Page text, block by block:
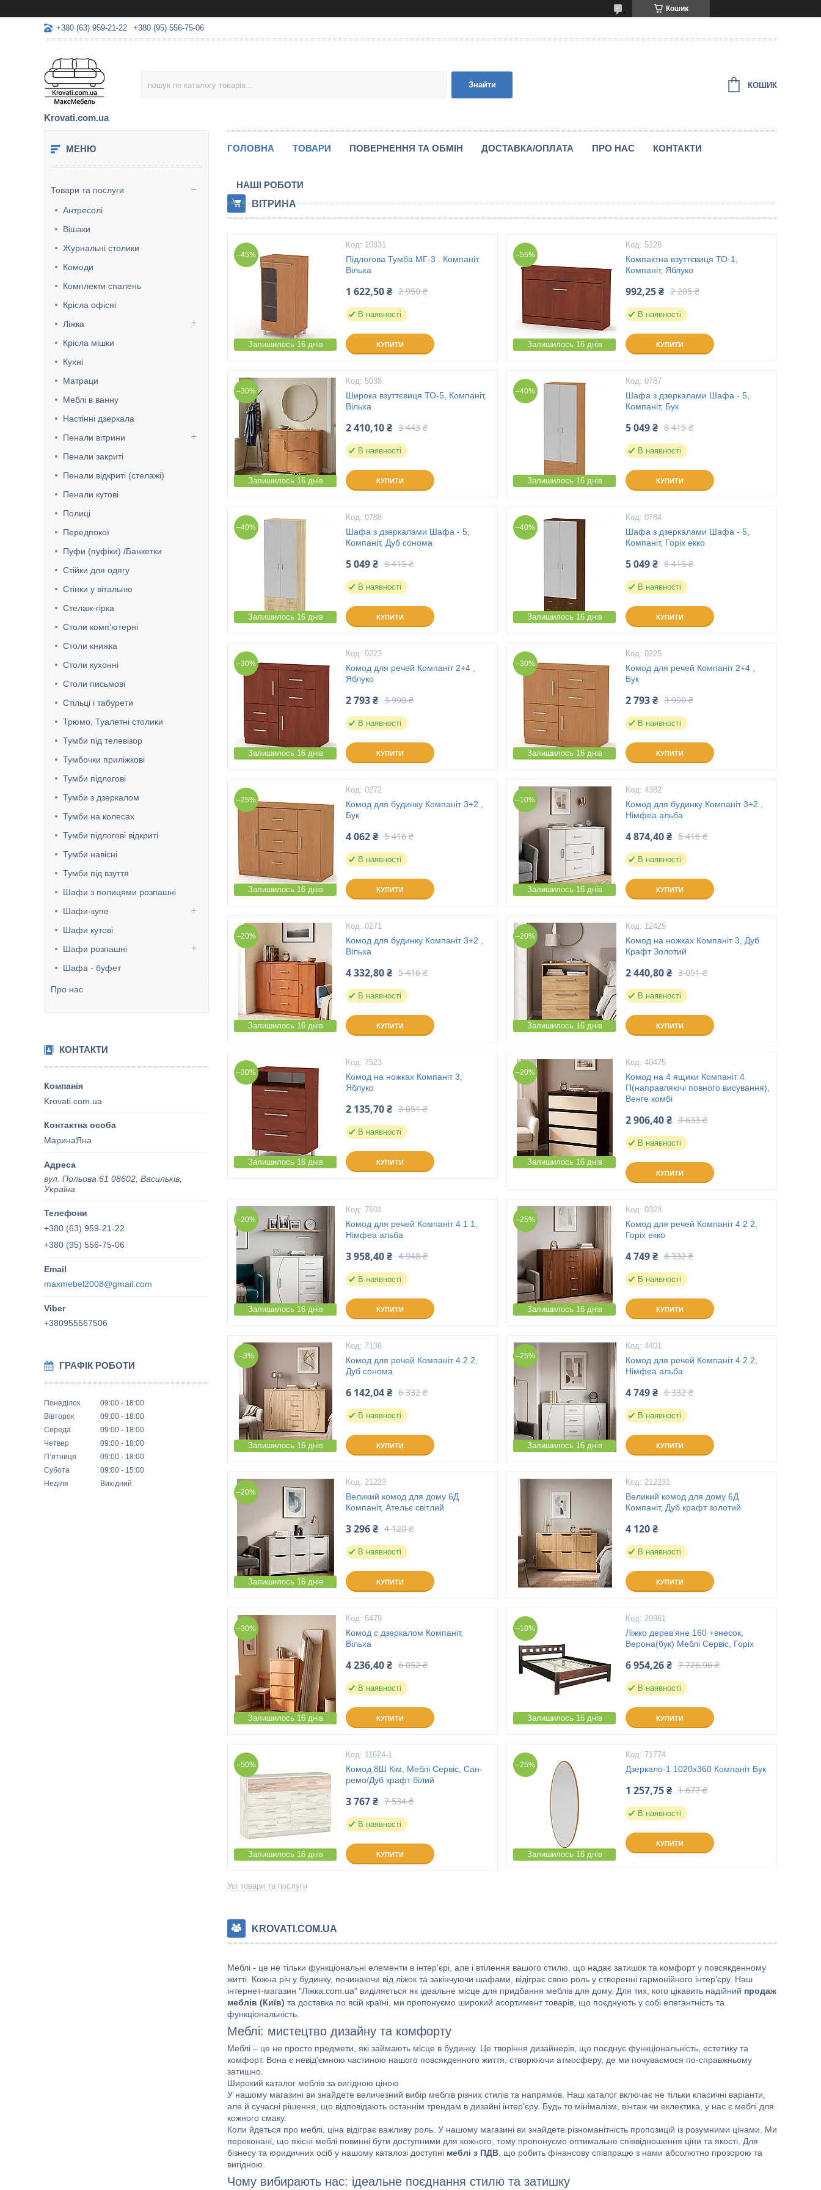
Кошик
+380 (63) 959-21-22 +380 (95) 556-75-06
Krovati.com.ua
Знайти КОШИК
Товари та послуги
Антресолі
Вішаки
Журнальні столики
Комоди
Комплекти спалень
Крісла офісні
Ліжка
Крісла мішки
Кухні
Матраци
Меблі в ванну
Настінні дзеркала
Пенали вітрини
Пенали закриті
Пенали відкриті (стелажі)
Пенали кутові
Полиці
Передпокої
Пуфи (пуфіки) /Банкетки
Стійки для одягу
Стінки у вітальню
Стелаж-гірка
Столи комп'ютерні
Столи книжка
Столи кухонні
Столи письмові
Стільці і табурети
Трюмо, Туалетні столики
Тумби під телевізор
Тумбочки приліжкові
Тумби підлогові
Тумби з дзеркалом
Тумби на колесах
Тумби підлогові відкриті
Тумби навісні
Тумби під взуття
Шафи з полицями розпашні
Шафи-купе
Шафи кутові
Шафи розпашні
Шафа - буфет
Про нас
КОНТАКТИ
Krovati.com.ua
МаринаЯна
вул. Польова 61 08602, Васильків,
Україна
+380 (63) 959-21-22
+380 (95) 556-75-06
maxmebel2008@gmail.com
+380955567506
ГРАФІК РОБОТИ
Понеділок 09:00
18:00
Вівторок
09:00
18:00
Середа
09:00
18:00
Четвер
09:00
18:00
Пʼятниця
09:00
18:00
Субота
09:00
15:00
Неділя
Вихідний
ГОЛОВНА ТОВАРИ ПОВЕРНЕННЯ ТА ОБМІН ДОСТАВКА/ОПЛАТА ПРО НАС КОНТАКТИ
НАШІ РОБОТИ
ВІТРИНА
–45%
Залишилось 16 днів
10831
Підлогова Тумба МГ-3 . Компаніт.
Вільха
1 622,50 ₴ 2 950 ₴
В наявності
КУПИТИ
–55%
Залишилось 16 днів
5128
Компактна взуттєвиця ТО-1,
Компаніт, Яблуко
992,25 ₴ 2 205 ₴
В наявності
КУПИТИ
–30%
Залишилось 16 днів
5038
Широка взуттєвиця ТО-5, Компаніт,
Вільха
2 410,10 ₴ 3 443 ₴
В наявності
КУПИТИ
–40%
Залишилось 16 днів
0787
Шафа з дзеркалами Шафа - 5,
Компаніт, Бук
5 049 ₴ 8 415 ₴
В наявності
КУПИТИ
–40%
Залишилось 16 днів
0788
Шафа з дзеркалами Шафа - 5,
Компаніт, Дуб сонома
5 049 ₴ 8 415 ₴
В наявності
КУПИТИ
–40%
Залишилось 16 днів
0784
Шафа з дзеркалами Шафа - 5,
Компаніт, Горіх екко
5 049 ₴ 8 415 ₴
В наявності
КУПИТИ
–30%
Залишилось 16 днів
0223
Комод для речей Компаніт 2+4 ,
Яблуко
2 793 ₴ 3 990 ₴
В наявності
КУПИТИ
–30%
Залишилось 16 днів
0225
Комод для речей Компаніт 2+4 ,
Бук
2 793 ₴ 3 990 ₴
В наявності
КУПИТИ
–25%
Залишилось 16 днів
0272
Комод для будинку Компаніт 3+2 ,
Бук
4 062 ₴ 5 416 ₴
В наявності
КУПИТИ
–10%
Залишилось 16 днів
4382
Комод для будинку Компаніт 3+2 ,
Німфеа альба
4 874,40 ₴ 5 416 ₴
В наявності
КУПИТИ
–20%
Залишилось 16 днів
0271
Комод для будинку Компаніт 3+2 ,
Вільха
4 332,80 ₴ 5 416 ₴
В наявності
КУПИТИ
–20%
Залишилось 16 днів
12425
Комод на ножках Компаніт 3, Дуб
Крафт Золотий
2 440,80 ₴ 3 051 ₴
В наявності
КУПИТИ
–30%
Залишилось 16 днів
7523
Комод на ножках Компаніт 3,
Яблуко
2 135,70 ₴ 3 051 ₴
В наявності
КУПИТИ
–20%
Залишилось 16 днів
40475
Комод на 4 ящики Компаніт 4
П(направляючі повного висування),
Венге комбі
2 906,40 ₴ 3 633 ₴
В наявності
КУПИТИ
–20%
Залишилось 16 днів
7601
Комод для речей Компаніт 4 1 1,
Німфеа альба
3 958,40 ₴ 4 948 ₴
В наявності
КУПИТИ
–25%
Залишилось 16 днів
0323
Комод для речей Компаніт 4 2 2,
Горіх екко
4 749 ₴ 6 332 ₴
В наявності
КУПИТИ
–3%
Залишилось 16 днів
7136
Комод для речей Компаніт 4 2 2,
Дуб сонома
6 142,04 ₴ 6 332 ₴
В наявності
КУПИТИ
–25%
Залишилось 16 днів
4401
Комод для речей Компаніт 4 2 2,
Німфеа альба
4 749 ₴ 6 332 ₴
В наявності
КУПИТИ
–20%
Залишилось 16 днів
21223
Великий комод для дому 6Д
Компаніт, Ательє світлий
3 296 ₴ 4 120 ₴
В наявності
КУПИТИ
212231
Великий комод для дому 6Д
Компаніт, Дуб крафт золотий
4 120 ₴
В наявності
КУПИТИ
–30%
Залишилось 16 днів
5479
Комод c дзеркалом Компаніт,
Вільха
4 236,40 ₴ 6 052 ₴
В наявності
КУПИТИ
–10%
Залишилось 16 днів
29961
Ліжко дерев’яне 160 +внесок,
Верона(бук) Меблі Сервіс, Горіх
6 954,26 ₴ 7 726,96 ₴
В наявності
КУПИТИ
–50%
Залишилось 16 днів
11624-1
Комод 8Ш Кім, Меблі Сервіс, Сан-
ремо/Дуб крафт білий
3 767 ₴ 7 534 ₴
В наявності
КУПИТИ
–25%
Залишилось 16 днів
71774
Дзеркало-1 1020x360 Компаніт Бук
1 257,75 ₴ 1 677 ₴
В наявності
КУПИТИ
Усі товари та послуги
KROVATI.COM.UA
Меблі - це не тільки функціональні елементи в інтер'єрі, але і втілення вашого стилю, що надає затишок та комфорт у повсякденному
житті. Кожна річ у будинку, починаючи від ліжок та закінчуючи шафами, відіграє свою роль у створенні гармонійного інтер'єру. Наш
інтернет-магазин "Ліжка.com.ua" виділяється як ідеальне місце для придбання меблів для дому. Для тих, кого цікавить надійний продаж
меблів (Київ) та доставка по всій країні, ми пропонуємо широкий асортимент товарів, що поєднують у собі елегантність та
функціональність.
Меблі: мистецтво дизайну та комфорту
Меблі – це не просто предмети, які займають місце в будинку. Це творіння дизайнерів, що поєднує функціональність, естетику та
комфорт. Вона є невід'ємною частиною нашого повсякденного життя, створюючи атмосферу, де ми почуваємося по-справжньому
затишно.
Широкий каталог меблів за вигідною ціною
У нашому магазині ви знайдете величезний вибір меблів різних стилів та напрямків. Наш каталог включає не тільки класичні варіанти,
але й сучасні рішення, що відповідають останнім трендам в дизайні інтер'єру. Будь то мінімалізм, вінтаж чи еклектика, у нас є меблі для
кожного смаку.
Коли йдеться про меблі, ціна відіграє важливу роль. У нашому магазині ви знайдете різноманітність пропозицій із розумними цінами. Ми
переконані, що якісні меблі повинні бути доступними для кожного, тому пропонуємо оптимальне співвідношення ціни та якості. Для
бізнесу та юридичних осіб у нашому каталозі доступні меблі з ПДВ , що робить фінансову співпрацю з нами абсолютно прозорою та
вигідною.
Чому вибирають нас: ідеальне поєднання стилю та затишку